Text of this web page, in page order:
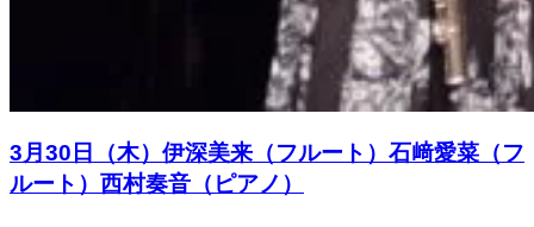
3月30日（木）伊深美来（フルート）石﨑愛菜（フ
ルート）西村奏音（ピアノ）